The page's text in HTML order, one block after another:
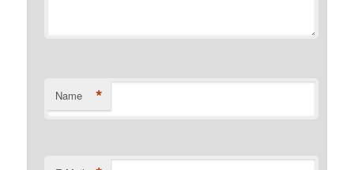
Name *